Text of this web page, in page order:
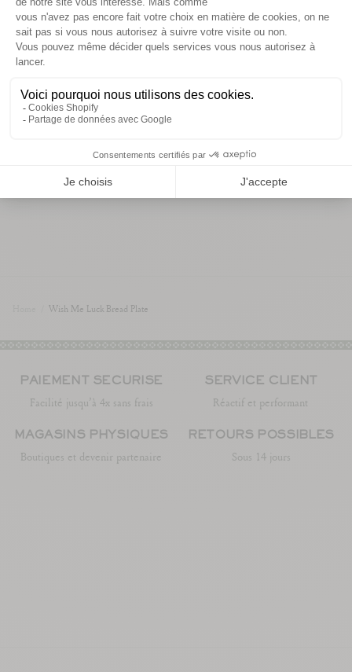
conseils d’entretien
informations de livraison
Vous aimerez aussi
Wish Me Luck Bread Plate
PAIEMENT SÉCURISÉ
Facilité jusqu’à 4x sans frais
SERVICE CLIENT
Réactif et performant
MAGASINS PHYSIQUES
Boutiques et devenir partenaire
RETOURS POSSIBLES
Sous 14 jours